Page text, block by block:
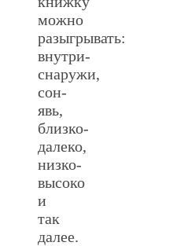
можно
разыгрывать:
внутри-
снаружи,
сон-
явь,
близко-
далеко,
низко-
высоко
и
так
далее.